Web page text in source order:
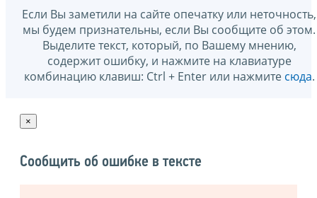
Если Вы заметили на сайте опечатку или неточность,
мы будем признательны, если Вы сообщите об этом.
Выделите текст, который, по Вашему мнению,
содержит ошибку, и нажмите на клавиатуре
комбинацию клавиш: Ctrl + Enter или нажмите сюда.
×
Сообщить об ошибке в тексте